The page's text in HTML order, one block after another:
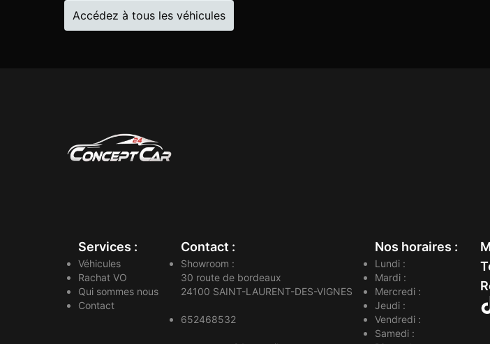
Accédez à tous les véhicules
Services :
Véhicules
Rachat VO
Qui sommes nous
Contact
Contact :
Showroom :
30 route de bordeaux
24100 SAINT-LAURENT-DES-VIGNES
652468532
Nos horaires :
Lundi :
Mardi :
Mercredi :
Jeudi :
Vendredi :
Samedi :